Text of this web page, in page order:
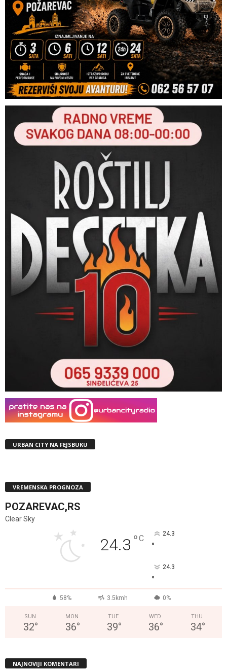
URBAN CITY NA FEJSBUKU
VREMENSKA PROGNOZA
POZAREVAC,RS
Clear Sky
24.3 °C 24.3
°
24.3
°
58% 3.5kmh 0%
SUN
32°
MON
36°
TUE
39°
WED
36°
THU
34°
NAJNOVIJI KOMENTARI